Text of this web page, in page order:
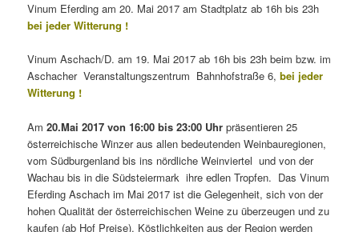
Vinum Eferding am 20. Mai 2017 am Stadtplatz ab 16h bis 23h
bei jeder Witterung !
Vinum Aschach/D. am 19. Mai 2017 ab 16h bis 23h beim bzw. im
Aschacher Veranstaltungszentrum Bahnhofstraße 6, bei jeder
Witterung !
Am20.Mai 2017 von 16:00 bis 23:00 Uhr präsentieren 25
österreichische Winzer aus allen bedeutenden Weinbauregionen,
vom Südburgenland bis ins nördliche Weinviertel und von der
Wachau bis in die Südsteiermark ihre edlen Tropfen. Das Vinum
Eferding Aschach im Mai 2017 ist die Gelegenheit, sich von der
hohen Qualität der österreichischen Weine zu überzeugen und zu
kaufen (ab Hof Preise). Köstlichkeiten aus der Region werden